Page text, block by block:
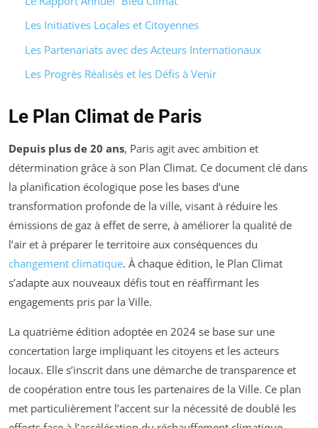
Les Initiatives Locales et Citoyennes
Les Partenariats avec des Acteurs Internationaux
Les Progrès Réalisés et les Défis à Venir
Le Plan Climat de Paris
Depuis plus de 20 ans, Paris agit avec ambition et
détermination grâce à son Plan Climat. Ce document clé dans
la planification écologique pose les bases d’une
transformation profonde de la ville, visant à réduire les
émissions de gaz à effet de serre, à améliorer la qualité de
l’air et à préparer le territoire aux conséquences du
changement climatique. À chaque édition, le Plan Climat
s’adapte aux nouveaux défis tout en réaffirmant les
engagements pris par la Ville.
La quatrième édition adoptée en 2024 se base sur une
concertation large impliquant les citoyens et les acteurs
locaux. Elle s’inscrit dans une démarche de transparence et
de coopération entre tous les partenaires de la Ville. Ce plan
met particulièrement l’accent sur la nécessité de doublé les